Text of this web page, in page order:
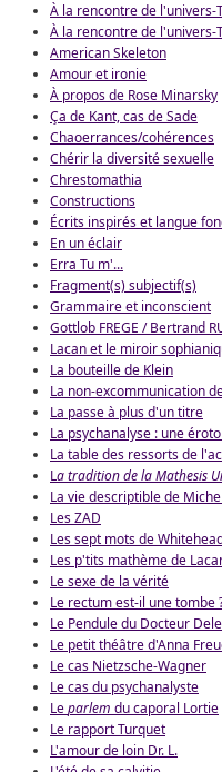
À la rencontre de l'univers-
À la rencontre de l'univers-
American Skeleton
Amour et ironie
À propos de Rose Minarsky
Ça de Kant, cas de Sade
Chaoerrances/cohérences
Chérir la diversité sexuelle
Chrestomathia
Constructions
Écrits inspirés et langue
En un éclair
Erra Tu m'...
Fragment(s) subjectif(s)
Grammaire et inconscient
Gottlob FREGE / Bertrand
Lacan et le miroir
La bouteille de Klein
La non-excommunication
La passe à plus d'un titre
La psychanalyse : une
La table des ressorts de
La tradition de la Mathesis
La vie descriptible de
Les ZAD
Les sept mots de
Les p'tits mathème de
Le sexe de la vérité
Le rectum est-il une tombe
Le Pendule du Docteur
Le petit théâtre d'Anna
Le cas Nietzsche-Wagner
Le cas du psychanalyste
Leparlem du caporal Lortie
Le rapport Turquet
L'amour de loin Dr. L.